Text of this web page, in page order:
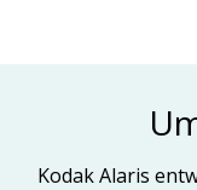
Kodak Alaris